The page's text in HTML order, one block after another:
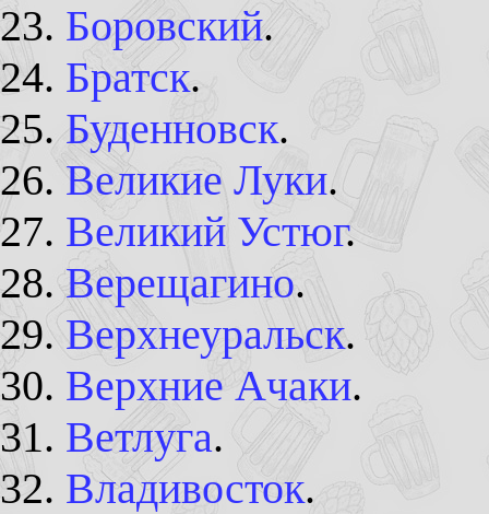
Боровский.
Братск.
Буденновск.
Великие Луки.
Великий Устюг.
Верещагино.
Верхнеуральск.
Верхние Ачаки.
Ветлуга.
Владивосток.